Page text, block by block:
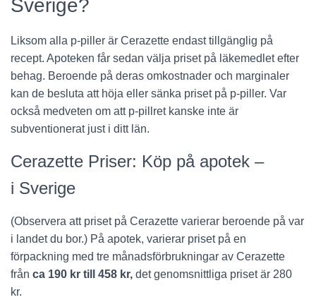
Sverige?
Liksom alla p-piller är Cerazette endast tillgänglig på
recept. Apoteken får sedan välja priset på läkemedlet efter
behag. Beroende på deras omkostnader och marginaler
kan de besluta att höja eller sänka priset på p-piller. Var
också medveten om att p-pillret kanske inte är
subventionerat just i ditt län.
Cerazette Priser: Köp på apotek –
i Sverige
(Observera att priset på Cerazette varierar beroende på var
i landet du bor.) På apotek, varierar priset på en
förpackning med tre månadsförbrukningar av Cerazette
från ca 190 kr till 458 kr, det genomsnittliga priset är 280
kr.